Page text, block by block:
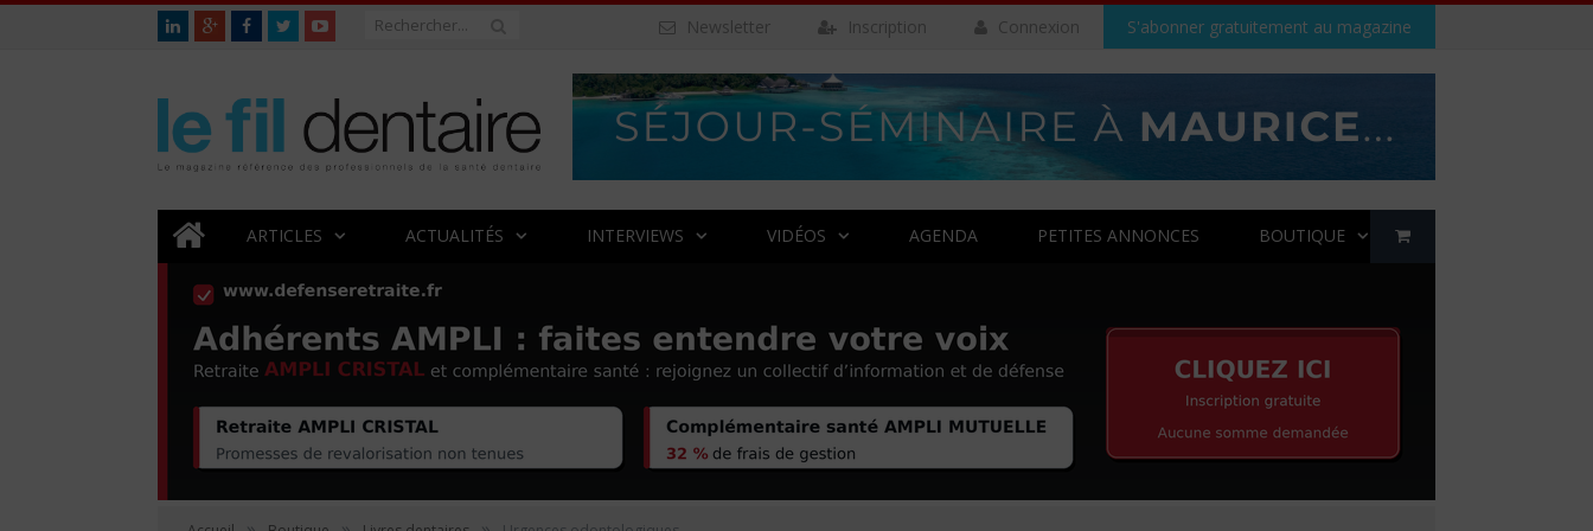
S'abonner gratuitement au magazine
Connexion
Inscription
Newsletter
ARTICLES ACTUALITÉS INTERVIEWS VIDÉOS AGENDA PETITES ANNONCES BOUTIQUE